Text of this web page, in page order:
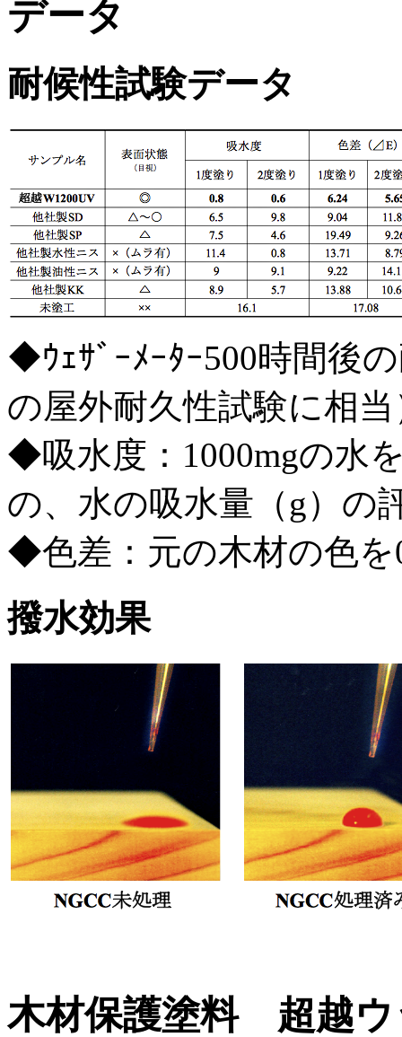
データ
耐候性試験データ
◆ｳｪｻﾞｰﾒｰﾀｰ500時間後
の屋外耐久性試験に相当
◆吸水度：1000mgの水
の、水の吸水量（g）の
◆色差：元の木材の色
撥水効果
木材保護塗料 超越ウ